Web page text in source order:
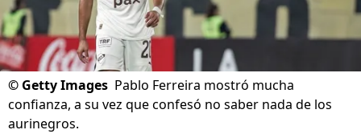
© Getty Images Pablo Ferreira mostró mucha
confianza, a su vez que confesó no saber nada de los
aurinegros.